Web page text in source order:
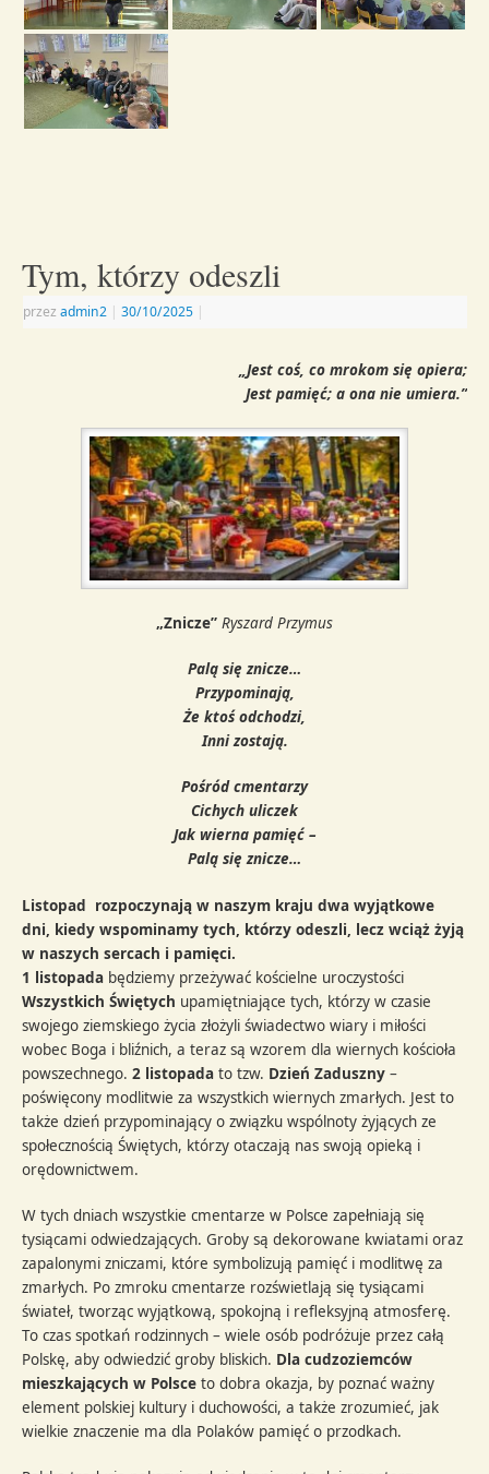
Tym, którzy odeszli
przezadmin2 | 30/10/2025 |
„Jest coś, co mrokom się opiera;
Jest pamięć; a ona nie umiera.”
„Znicze” Ryszard Przymus
Palą się znicze…
Przypominają,
Że ktoś odchodzi,
Inni zostają.
Pośród cmentarzy
Cichych uliczek
Jak wierna pamięć –
Palą się znicze…
Listopad rozpoczynają w naszym kraju dwa wyjątkowe
dni, kiedy wspominamy tych, którzy odeszli, lecz wciąż żyją
w naszych sercach i pamięci.
1 listopada będziemy przeżywać kościelne uroczystości
Wszystkich Świętych upamiętniające tych, którzy w czasie
swojego ziemskiego życia złożyli świadectwo wiary i miłości
wobec Boga i bliźnich, a teraz są wzorem dla wiernych kościoła
powszechnego.2 listopada to tzw. Dzień Zaduszny –
poświęcony modlitwie za wszystkich wiernych zmarłych. Jest to
także dzień przypominający o związku wspólnoty żyjących ze
społecznością Świętych, którzy otaczają nas swoją opieką i
orędownictwem.
W tych dniach wszystkie cmentarze w Polsce zapełniają się
tysiącami odwiedzających. Groby są dekorowane kwiatami oraz
zapalonymi zniczami, które symbolizują pamięć i modlitwę za
zmarłych. Po zmroku cmentarze rozświetlają się tysiącami
świateł, tworząc wyjątkową, spokojną i refleksyjną atmosferę.
To czas spotkań rodzinnych – wiele osób podróżuje przez całą
Polskę, aby odwiedzić groby bliskich. Dla cudzoziemców
mieszkających w Polsce to dobra okazja, by poznać ważny
element polskiej kultury i duchowości, a także zrozumieć, jak
wielkie znaczenie ma dla Polaków pamięć o przodkach.